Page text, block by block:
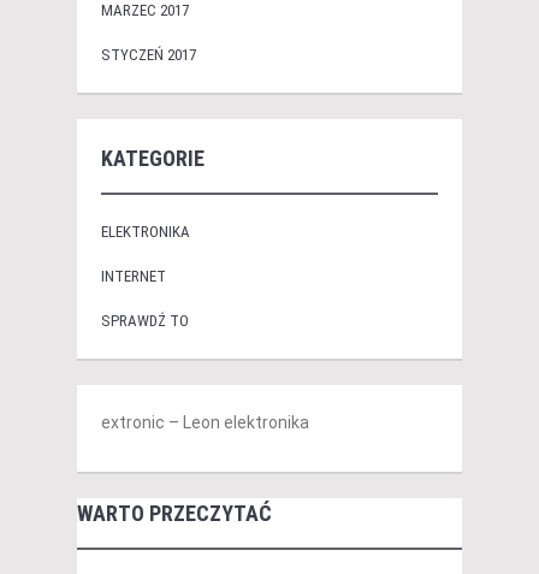
MARZEC 2017
STYCZEŃ 2017
KATEGORIE
ELEKTRONIKA
INTERNET
SPRAWDŹ TO
extronic – Leon elektronika
WARTO PRZECZYTAĆ